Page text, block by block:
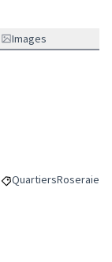
Images
Filtrer les résultats
QuartiersFiltrer les
Roseraie